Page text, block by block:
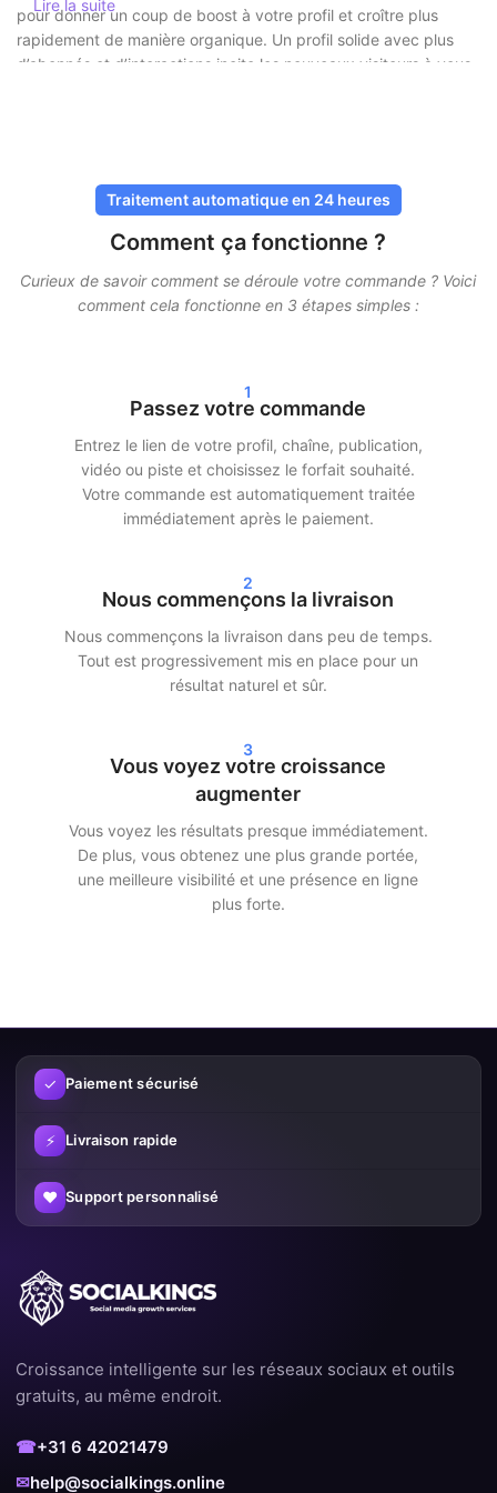
pour donner un coup de boost à votre profil et croître plus
rapidement de manière organique. Un profil solide avec plus
d’abonnés et d’interactions incite les nouveaux visiteurs à vous
sans risque
Chez SocialKings, la sécurité est toujours une priorité. Vous
n’avez jamais besoin de partager votre mot de passe
, et
toutes les livraisons se font via des méthodes sûres et
De plus, nous travaillons avec une livraison progressive. Cela
signifie que vos abonnés, likes ou vues n’arrivent pas en une
seule fois, mais sont répartis dans le temps. Cela permet une
croissance réaliste et minimise les risques.
Livraison rapide et résultats réels
dans les 24 heures. Selon le forfait choisi, vous verrez des
résultats clairs dans vos statistiques sous 24 à 72 heures. Que
vous choisissiez d’acheter des abonnés Instagram, des vues
TikTok ou des streams Spotify — nous assurons une livraison
une croissance réelle, un service transparent et
Plus de portée et de crédibilité sur les
réseaux sociaux
En utilisant intelligemment nos services, vous pouvez :
Renforcer la confiance
Croître plus rapidement sur les réseaux sociaux
Pourquoi les clients choisissent
Nous nous distinguons des autres fournisseurs par notre focus
sur la qualité et la satisfaction client. Avec des milliers de
commandes réussies et un grand pourcentage de clients
Lire la suite
Traitement automatique en 24 heures
Comment ça fonctionne ?
Curieux de savoir comment se déroule votre commande ? Voici
comment cela fonctionne en 3 étapes simples :
1
Passez votre commande
Entrez le lien de votre profil, chaîne, publication,
vidéo ou piste et choisissez le forfait souhaité.
Votre commande est automatiquement traitée
immédiatement après le paiement.
2
Nous commençons la livraison
Nous commençons la livraison dans peu de temps.
Tout est progressivement mis en place pour un
résultat naturel et sûr.
3
Vous voyez votre croissance
augmenter
Vous voyez les résultats presque immédiatement.
De plus, vous obtenez une plus grande portée,
une meilleure visibilité et une présence en ligne
plus forte.
✓ Paiement sécurisé
⚡ Livraison rapide
♥ Support personnalisé
Croissance intelligente sur les réseaux sociaux et outils
gratuits, au même endroit.
☎+31 6 42021479
✉help@socialkings.online